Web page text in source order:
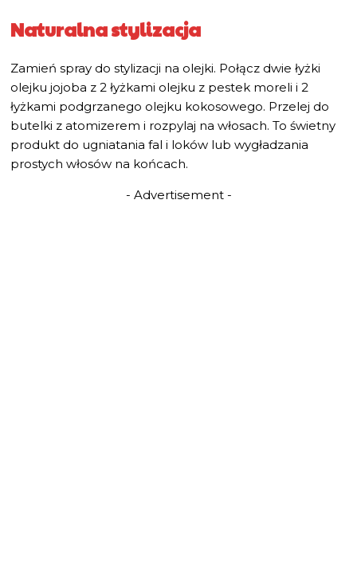
Naturalna stylizacja
Zamień spray do stylizacji na olejki. Połącz dwie łyżki
olejku jojoba z 2 łyżkami olejku z pestek moreli i 2
łyżkami podgrzanego olejku kokosowego. Przelej do
butelki z atomizerem i rozpylaj na włosach. To świetny
produkt do ugniatania fal i loków lub wygładzania
prostych włosów na końcach.
- Advertisement -